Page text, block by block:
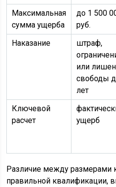
Максимальная
сумма ущерба
до 1 500
руб.
Наказание
штраф,
или
свободы
лет
Ключевой
расчет
ущерб
Различие между размерами
правильной квалификации,